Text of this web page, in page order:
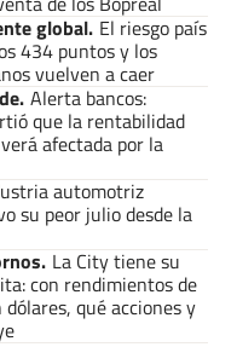
global. El riesgo país
434 puntos y los
vuelven a caer
. Alerta bancos:
que la rentabilidad
afectada por la
automotriz
su peor julio desde la
. La City tiene su
con rendimientos de
dólares, qué acciones y